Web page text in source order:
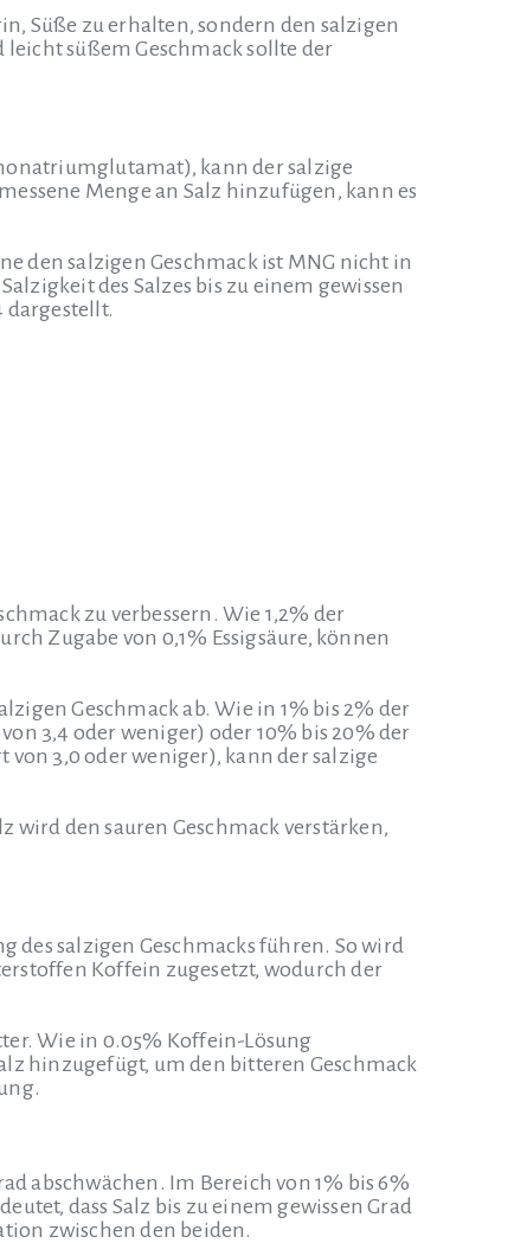
Süße zu erhalten, sondern den salzigen
süßem Geschmack sollte der
kann der salzige
Menge an Salz hinzufügen, kann es
den salzigen Geschmack ist MNG nicht in
des Salzes bis zu einem gewissen
dargestellt.
zu verbessern. Wie 1,2% der
Zugabe von 0,1% Essigsäure, können
Geschmack ab. Wie in 1% bis 2% der
3,4 oder weniger) oder 10% bis 20% der
von 3,0 oder weniger), kann der salzige
wird den sauren Geschmack verstärken,
des salzigen Geschmacks führen. So wird
Koffein zugesetzt, wodurch der
Wie in 0.05% Koffein-Lösung
hinzugefügt, um den bitteren Geschmack
abschwächen. Im Bereich von 1% bis 6%
dass Salz bis zu einem gewissen Grad
zwischen den beiden.